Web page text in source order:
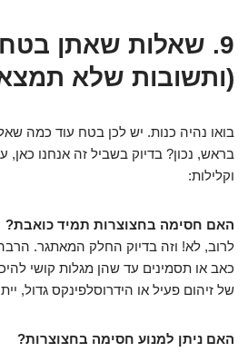
9. שאלות שאתן
(ותשובות שלא
בואו נהיה כנות. יש לכן בטח עוד כמה
בראש, נכון? בדיוק בשביל זה אנחנו
וקלילות:
האם חסימה בחצוצרות תמיד כואבת?
לרוב, לא! וזה בדיוק החלק המאתגר.
כאב או תסמינים עד שהן מגלות קושי
של זיהום פעיל או הידרוסלפינקס גדול,
האם ניתן למנוע חסימה בחצוצרות?